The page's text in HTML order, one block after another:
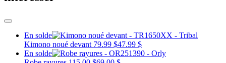
En solde
Kimono noué devant 79.99 $47.99 $
En solde